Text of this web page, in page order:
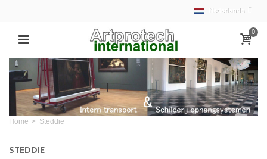
Nederlands
0
Home > Steddie
STEDDIE